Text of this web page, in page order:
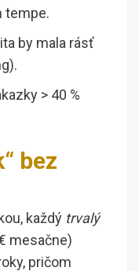
tempe.
by mala rásť
> 40 %
bez
každý trvalý
mesačne)
pričom